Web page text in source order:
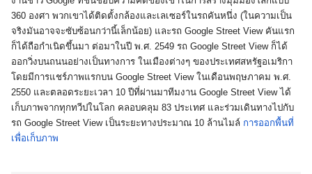
360 องศา พวกเขาได้ติดตั้งกล้องและเลเซอร์ในรถคันหนึ่ง (ในความเป็น
จริงมันอาจจะซับซ้อนกว่านี้เล็กน้อย) และรถ Google Street View คันแรก
ก็ได้ถือกำเนิดขึ้นมา ต่อมาในปี พ.ศ. 2549 รถ Google Street View ก็ได้
ออกวิ่งบนถนนอย่างเป็นทางการ ในเมืองต่างๆ ของประเทศสหรัฐอเมริกา
โดยมีการแชร์ภาพแรกบน Google Street View ในเดือนพฤษภาคม พ.ศ.
2550 และตลอดระยะเวลา 10 ปีที่ผ่านมาทีมงาน Google Street View ได้
เก็บภาพจากทุกทวีปในโลก คลอบคลุม 83 ประเทศ และร่วมเดินทางไปกับ
รถ Google Street View เป็นระยะทางประมาณ 10 ล้านไมล์ การออกพื้นที่
เพื่อเก็บภาพ